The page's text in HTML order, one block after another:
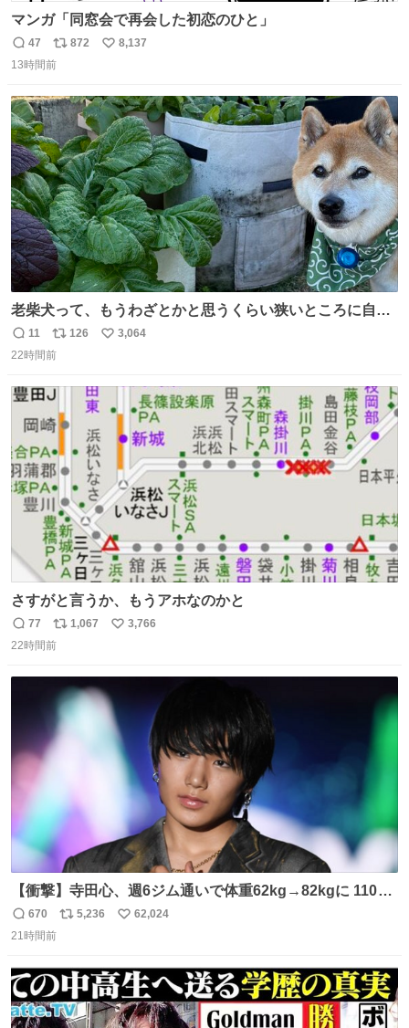
マンガ「同窓会で再会した初恋のひと」
返
信
47
リ
ポ
ト
数
872
い
数
8,137
13時間前
老柴犬って、もうわざとかと思うくらい狭いところに自ら
はまりにいくじゃないですか？ 今朝ガーデニングしてる飼
い主の間にはまってきて、最高に可愛かった♥️
返
信
11
リ
ポ
ト
数
126
い
3,064
22時間前
さすがと言うか、もうアホなのかと
返
信
77
リ
ポ
ト
数
1,067
い
3,766
22時間前
【衝撃】寺田心、週6ジム通いで体重62kg→82kgに 110kg
のベンチプレス持ち上げる姿披露
news.livedoor.com/article/detail… 元々自重のみだった
のためおにぎり10個、ゼリー飲料3～4本、パスタと毎日4
千kcalオーバーの食事を摂取し、増量したという。
返
信
670
リ
ト
数
5,236
い
数
62,024
21時間前